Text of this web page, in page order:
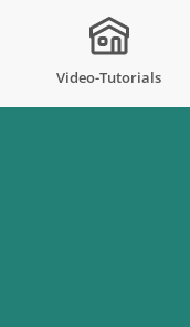
Video-Tutorials